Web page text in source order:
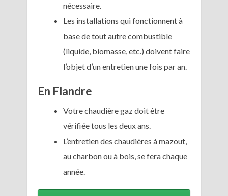
nécessaire.
Les installations qui fonctionnent à
base de tout autre combustible
(liquide, biomasse, etc.) doivent faire
l’objet d’un entretien une fois par an.
En Flandre
Votre chaudière gaz doit être
vérifiée tous les deux ans.
L’entretien des chaudières à mazout,
au charbon ou à bois, se fera chaque
année.